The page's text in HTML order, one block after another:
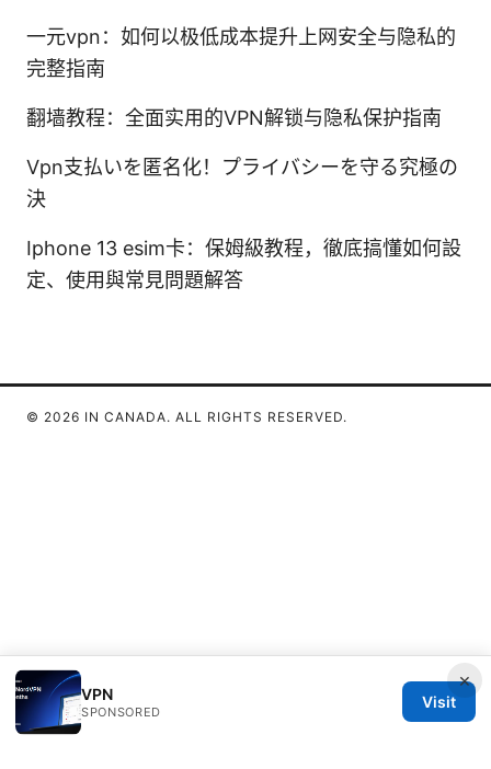
一元vpn：如何以极低成本提升上网安全与隐私的
完整指南
翻墙教程：全面实用的VPN解锁与隐私保护指南
Vpn支払いを匿名化！プライバシーを守る究極の
決
Iphone 13 esim卡：保姆級教程，徹底搞懂如何設
定、使用與常見問題解答
×
VPN
SPONSORED
Visit
© 2026 IN CANADA. ALL RIGHTS RESERVED.